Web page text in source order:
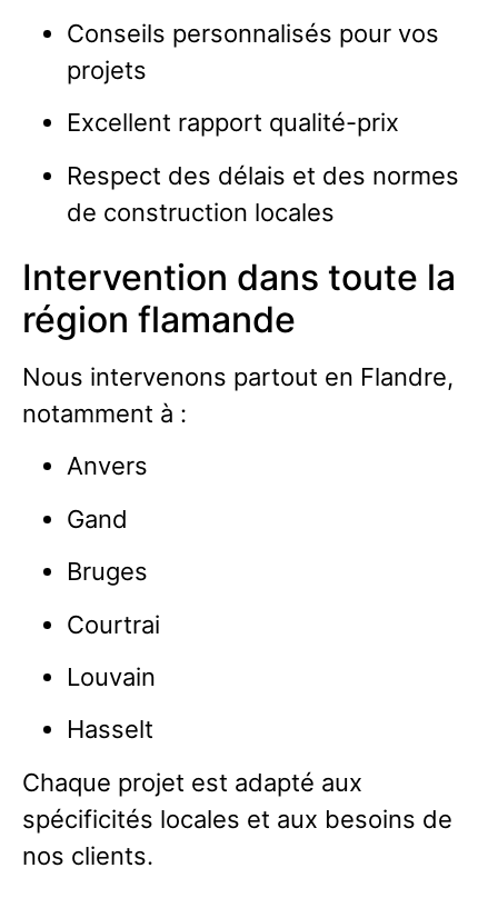
Conseils personnalisés pour vos
projets
Excellent rapport qualité-prix
Respect des délais et des normes
de construction locales
Intervention dans toute la
région flamande
Nous intervenons partout en Flandre,
notamment à :
Anvers
Gand
Bruges
Courtrai
Louvain
Hasselt
Chaque projet est adapté aux
spécificités locales et aux besoins de
nos clients.